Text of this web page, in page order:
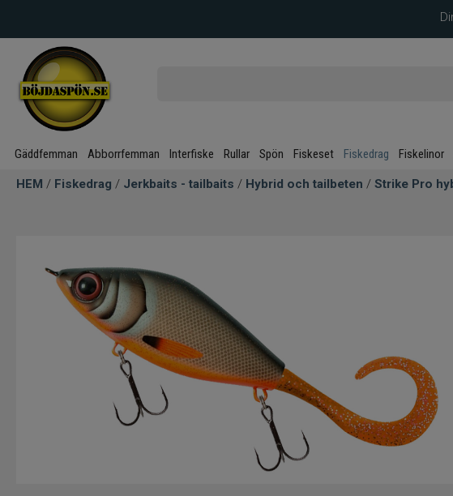
Gäddfemman Abborrfemman Interfiske Rullar Spön Fiskeset Fiskedrag Fiskelinor
HEM / Fiskedrag / Jerkbaits - tailbaits / Hybrid och tailbeten / Strike Pro